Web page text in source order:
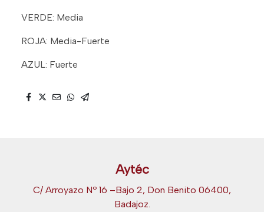
VERDE: Media
ROJA: Media-Fuerte
AZUL: Fuerte
Aytéc
C/ Arroyazo Nº 16 –Bajo 2, Don Benito 06400,
Badajoz.